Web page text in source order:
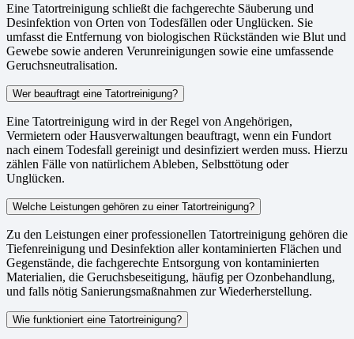
Eine Tatortreinigung schließt die fachgerechte Säuberung und
Desinfektion von Orten von Todesfällen oder Unglücken. Sie
umfasst die Entfernung von biologischen Rückständen wie Blut und
Gewebe sowie anderen Verunreinigungen sowie eine umfassende
Geruchsneutralisation.
Wer beauftragt eine Tatortreinigung?
Eine Tatortreinigung wird in der Regel von Angehörigen,
Vermietern oder Hausverwaltungen beauftragt, wenn ein Fundort
nach einem Todesfall gereinigt und desinfiziert werden muss. Hierzu
zählen Fälle von natürlichem Ableben, Selbsttötung oder
Unglücken.
Welche Leistungen gehören zu einer Tatortreinigung?
Zu den Leistungen einer professionellen Tatortreinigung gehören die
Tiefenreinigung und Desinfektion aller kontaminierten Flächen und
Gegenstände, die fachgerechte Entsorgung von kontaminierten
Materialien, die Geruchsbeseitigung, häufig per Ozonbehandlung,
und falls nötig Sanierungsmaßnahmen zur Wiederherstellung.
Wie funktioniert eine Tatortreinigung?